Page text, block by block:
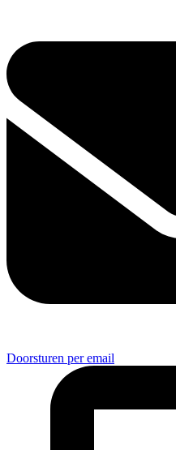
Doorsturen per email